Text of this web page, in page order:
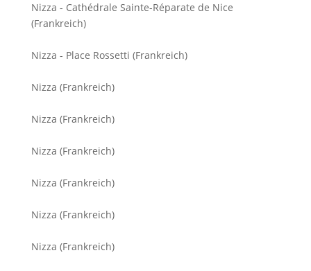
Nizza - Cathédrale Sainte-Réparate de Nice
(Frankreich)
Nizza - Place Rossetti (Frankreich)
Nizza (Frankreich)
Nizza (Frankreich)
Nizza (Frankreich)
Nizza (Frankreich)
Nizza (Frankreich)
Nizza (Frankreich)